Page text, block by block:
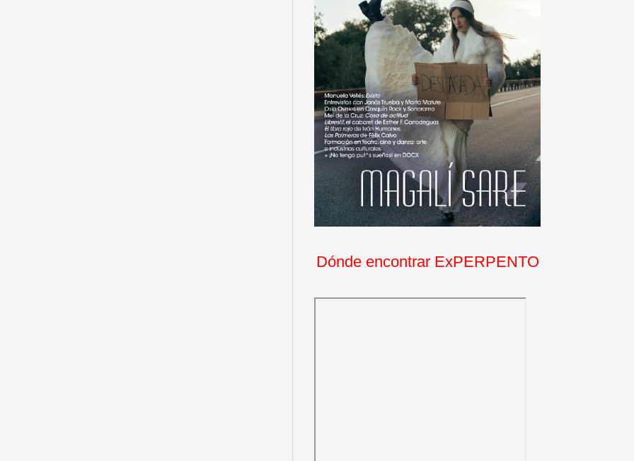
Dónde encontrar ExPERPENTO